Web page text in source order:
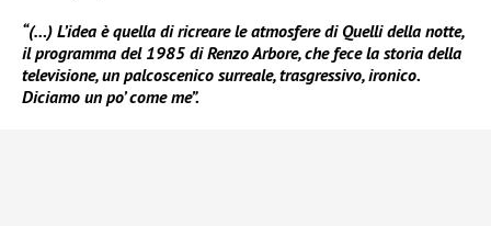
“(…) L’idea è quella di ricreare le atmosfere di Quelli della notte,
il programma del 1985 di Renzo Arbore, che fece la storia della
televisione, un palcoscenico surreale, trasgressivo, ironico.
Diciamo un po’ come me”.